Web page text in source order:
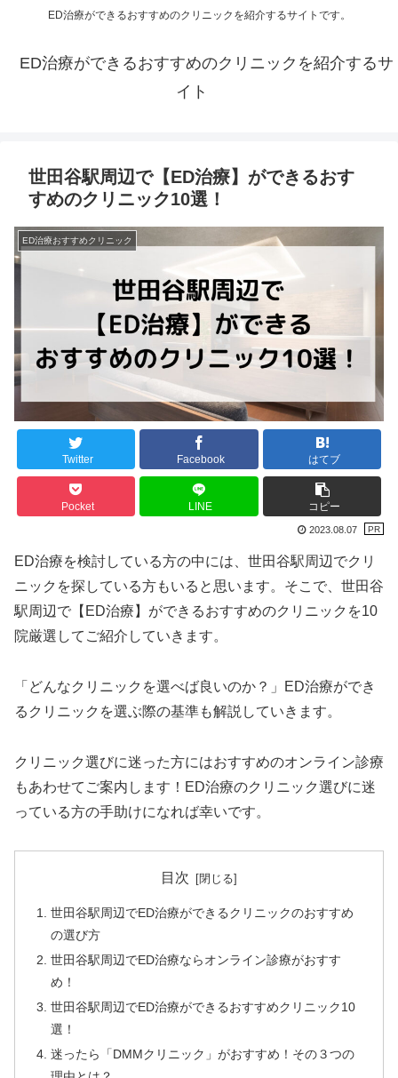
ED治療ができるおすすめのクリニックを紹介するサイトです。
ED治療ができるおすすめのクリニックを紹介するサ
イト
世田谷駅周辺で【ED治療】ができるおす
すめのクリニック10選！
ED治療おすすめクリニック
Twitter Facebook はてブ
Pocket LINE コピー
2023.08.07
ED治療を検討している方の中には、世田谷駅周辺でクリ
ニックを探している方もいると思います。そこで、世田谷
駅周辺で【ED治療】ができるおすすめのクリニックを10
院厳選してご紹介していきます。
「どんなクリニックを選べば良いのか？」ED治療ができ
るクリニックを選ぶ際の基準も解説していきます。
クリニック選びに迷った方にはおすすめのオンライン診療
もあわせてご案内します！ED治療のクリニック選びに迷
っている方の手助けになれば幸いです。
目次
世田谷駅周辺でED治療ができるクリニックのおすすめ
の選び方
世田谷駅周辺でED治療ならオンライン診療がおすす
め！
世田谷駅周辺でED治療ができるおすすめクリニック10
選！
迷ったら「DMMクリニック」がおすすめ！その３つの